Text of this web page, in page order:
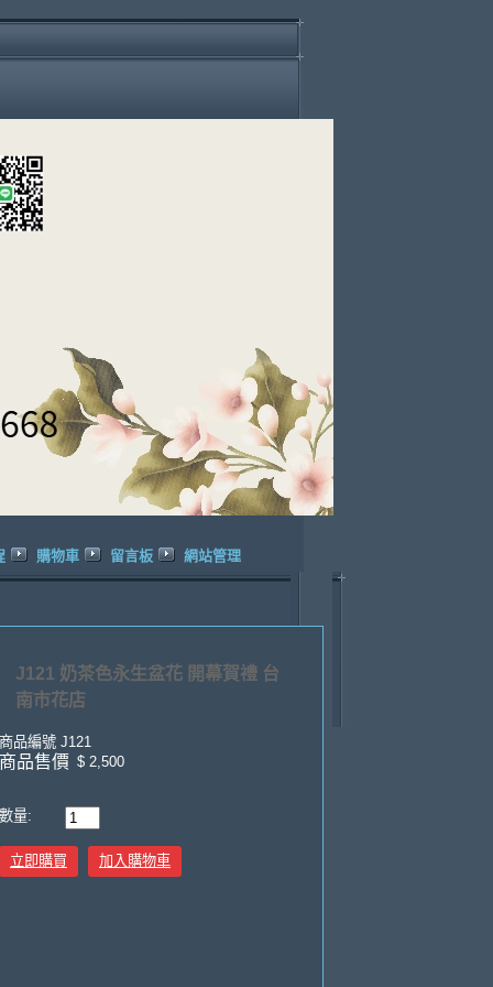
購物車 留言板 網站管理
J121 奶茶色永生盆花 開幕賀禮 台
南市花店
商品編號 J121
商品售價 $ 2,500
數量:
立即購買 加入購物車